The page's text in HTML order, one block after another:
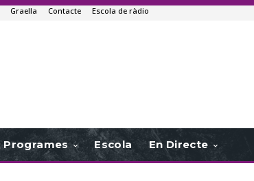
Graella Contacte Escola de ràdio
Programes Escola En Directe